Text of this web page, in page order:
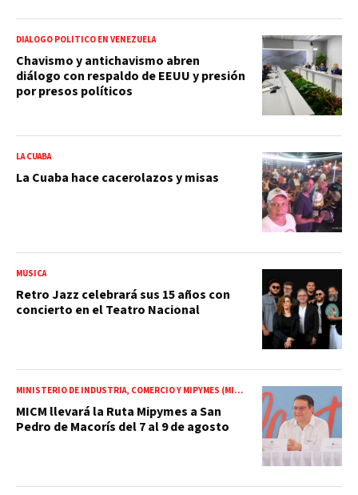
DIÁLOGO POLÍTICO EN VENEZUELA
Chavismo y antichavismo abren
diálogo con respaldo de EEUU y presión
por presos políticos
LA CUABA
La Cuaba hace cacerolazos y misas
MÚSICA
Retro Jazz celebrará sus 15 años con
concierto en el Teatro Nacional
MINISTERIO DE INDUSTRIA, COMERCIO Y MIPYMES (MICM)
MICM llevará la Ruta Mipymes a San
Pedro de Macorís del 7 al 9 de agosto